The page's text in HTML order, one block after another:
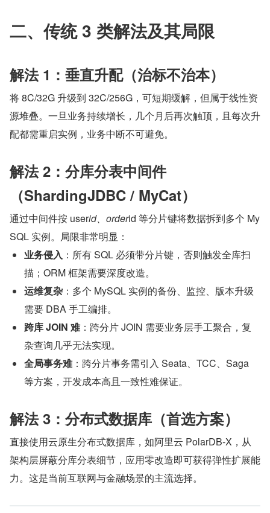
二、传统 3 类解法及其局限
解法 1：垂直升配（治标不治本）
将 8C/32G 升级到 32C/256G，可短期缓解，但属于线性资
源堆叠。一旦业务持续增长，几个月后再次触顶，且每次升
配都需重启实例，业务中断不可避免。
解法 2：分库分表中间件
（ShardingJDBC / MyCat）
通过中间件按 userid、orderid 等分片键将数据拆到多个 My
SQL 实例。局限非常明显：
业务侵入 ：所有 SQL 必须带分片键，否则触发全库扫
描；ORM 框架需要深度改造。
运维复杂 ：多个 MySQL 实例的备份、监控、版本升级
需要 DBA 手工编排。
跨库 JOIN 难：跨分片 JOIN 需要业务层手工聚合，复
杂查询几乎无法实现。
全局事务难：跨分片事务需引入 Seata、TCC、Saga
等方案，开发成本高且一致性难保证。
解法 3：分布式数据库（首选方案）
直接使用云原生分布式数据库，如阿里云 PolarDB-X，从
架构层屏蔽分库分表细节，应用零改造即可获得弹性扩展能
力。这是当前互联网与金融场景的主流选择。